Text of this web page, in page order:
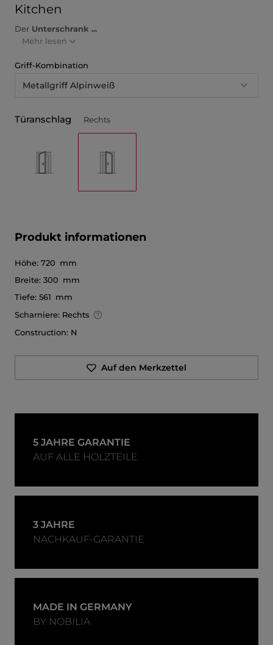
Kitchen
Der Unterschrank ...
Mehr lesen
Griff-Kombination
Metallgriff Alpinweiß
Türanschlag Rechts
Produkt informationen
Höhe: 720 mm
Breite: 300 mm
Tiefe: 561 mm
Scharniere: Rechts
Construction: N
Auf den Merkzettel
5 JAHRE GARANTIE
AUF ALLE HOLZTEILE
3 JAHRE
NACHKAUF-GARANTIE
MADE IN GERMANY
BY NOBILIA